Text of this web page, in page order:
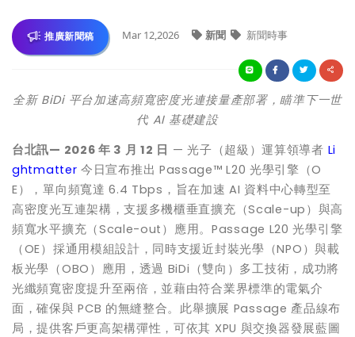
推廣新聞稿 Mar 12,2026 新聞 新聞時事
全新BiDi 平台加速高頻寬密度光連接量產部署，瞄準下一世
代 AI 基礎建設
台北訊— 2026年 3 月 12 日 — 光子（超級）運算領導者 Li
ghtmatter 今日宣布推出 Passage™ L20 光學引擎（O
E），單向頻寬達 6.4 Tbps，旨在加速 AI 資料中心轉型至
高密度光互連架構，支援多機櫃垂直擴充（Scale-up）與高
頻寬水平擴充（Scale-out）應用。Passage L20 光學引擎
（OE）採通用模組設計，同時支援近封裝光學（NPO）與載
板光學（OBO）應用，透過 BiDi（雙向）多工技術，成功將
光纖頻寬密度提升至兩倍，並藉由符合業界標準的電氣介
面，確保與 PCB 的無縫整合。此舉擴展 Passage 產品線布
局，提供客戶更高架構彈性，可依其 XPU 與交換器發展藍圖